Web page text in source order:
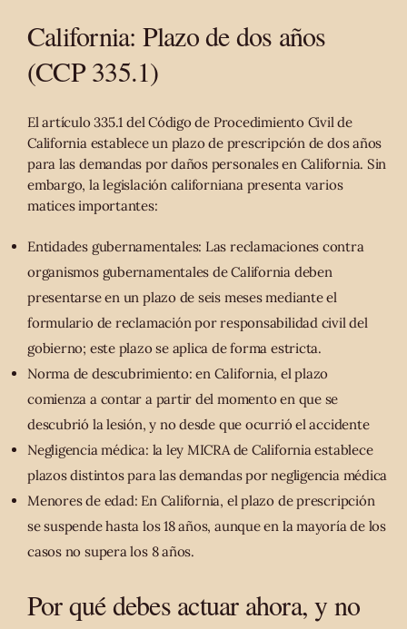
California: Plazo de dos años
(CCP 335.1)
El artículo 335.1 del Código de Procedimiento Civil de
California establece un plazo de prescripción de dos años
para las demandas por daños personales en California. Sin
embargo, la legislación californiana presenta varios
matices importantes:
Entidades gubernamentales: Las reclamaciones contra
organismos gubernamentales de California deben
presentarse en un plazo de seis meses mediante el
formulario de reclamación por responsabilidad civil del
gobierno; este plazo se aplica de forma estricta.
Norma de descubrimiento: en California, el plazo
comienza a contar a partir del momento en que se
descubrió la lesión, y no desde que ocurrió el accidente
Negligencia médica: la ley MICRA de California establece
plazos distintos para las demandas por negligencia médica
Menores de edad: En California, el plazo de prescripción
se suspende hasta los 18 años, aunque en la mayoría de los
casos no supera los 8 años.
Por qué debes actuar ahora, y no